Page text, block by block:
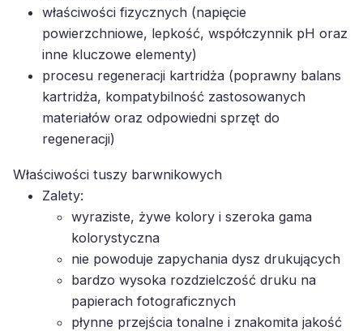
właściwości fizycznych (napięcie
powierzchniowe, lepkość, współczynnik pH oraz
inne kluczowe elementy)
procesu regeneracji kartridża (poprawny balans
kartridża, kompatybilność zastosowanych
materiałów oraz odpowiedni sprzęt do
regeneracji)
Właściwości tuszy barwnikowych
Zalety:
wyraziste, żywe kolory i szeroka gama
kolorystyczna
nie powoduje zapychania dysz drukujących
bardzo wysoka rozdzielczość druku na
papierach fotograficznych
płynne przejścia tonalne i znakomita jakość